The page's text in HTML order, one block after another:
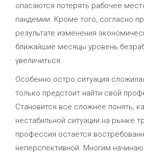
опасаются потерять рабочее
пандемии. Кроме того, согласно
результате изменения
ближайшие месяцы уровень
увеличиться.
Особенно остро ситуация
только предстоит найти свой
Становится всё сложнее понять,
нестабильной ситуации на рынке
профессия остается
неперспективной. Многим